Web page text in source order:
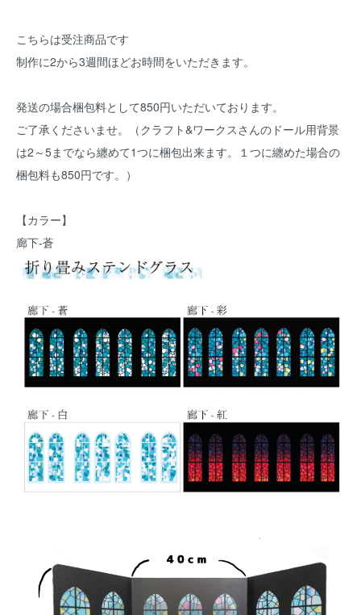
こちらは受注商品です
制作に2から3週間ほどお時間をいただきます。
発送の場合梱包料として850円いただいております。
ご了承くださいませ。（クラフト&ワークスさんのドール用背景
は2～5までなら纏めて1つに梱包出来ます。１つに纏めた場合の
梱包料も850円です。）
【カラー】
廊下-蒼